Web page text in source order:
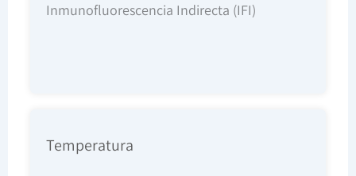
Inmunofluorescencia Indirecta (IFI)
Temperatura